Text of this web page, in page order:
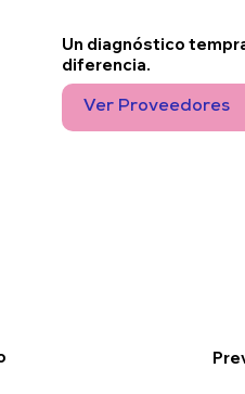
Un diagnóstico
diferencia.
Ver Proveedores